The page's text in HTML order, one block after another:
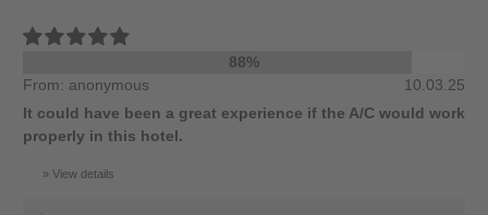
88%
From: anonymous
10.03.25
It could have been a great experience if the A/C would work
properly in this hotel.
View details